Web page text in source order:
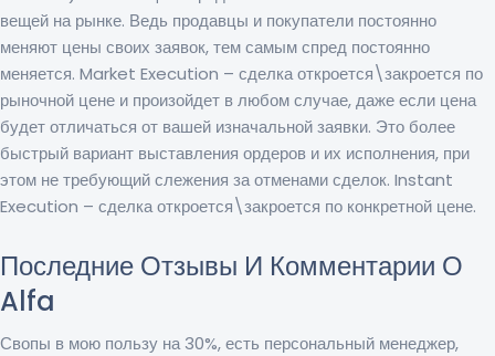
вещей на рынке. Ведь продавцы и покупатели постоянно
меняют цены своих заявок, тем самым спред постоянно
меняется. Market Execution – сделка откроется\закроется по
рыночной цене и произойдет в любом случае, даже если цена
будет отличаться от вашей изначальной заявки. Это более
быстрый вариант выставления ордеров и их исполнения, при
этом не требующий слежения за отменами сделок. Instant
Execution – сделка откроется\закроется по конкретной цене.
Последние Отзывы И Комментарии О
Alfa
Свопы в мою пользу на 30%, есть персональный менеджер,